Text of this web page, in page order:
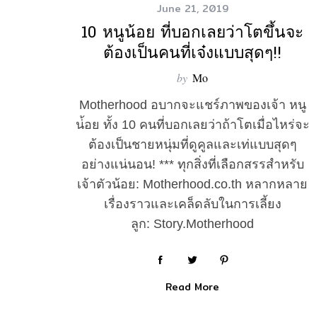
June 21, 2019
10 หนูน้อย ที่บอกเลยว่าโตขึ้นจะ
ต้องเป็นคนที่เจ๋งแบบสุดๆ!!
by Mo
Motherhood อบากจะแชร์ภาพของเจ้า หนู
น่้อย ทั้ง 10 คนที่บอกเลยว่าถ้าโตเมื่อไหร่จะ
ต้องเป็นชายหนุ่มที่ดูคูลและเท่แบบสุดๆ
อย่างแน่นอน! *** ทุกสิ่งที่เลือกสรรสำหรับ
เจ้าตัวน้อย: Motherhood.co.th หลากหลาย
เรื่องราวและเคล็ดลับในการเลี้ยง
ลูก: Story.Motherhood
Read More